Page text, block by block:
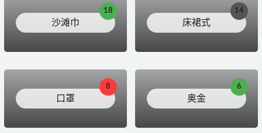
沙滩巾
18
床裙式
14
口罩
8
奥金
6